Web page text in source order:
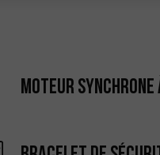
Moteur synchrone